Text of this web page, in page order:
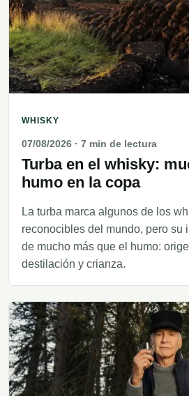
WHISKY
07/08/2026 · 7 min de lectura
Turba en el whisky:
humo en la copa
La turba marca algunos de los
reconocibles del mundo, pero su
de mucho más que el humo:
destilación y crianza.